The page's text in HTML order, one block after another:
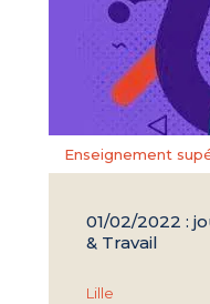
Enseignement
01/02/2022 :
& Travail
Lille